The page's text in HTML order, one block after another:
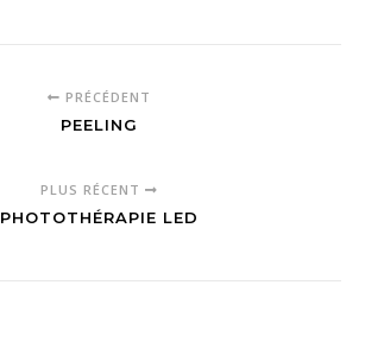
PRÉCÉDENT
PEELING
PLUS RÉCENT
PHOTOTHÉRAPIE LED